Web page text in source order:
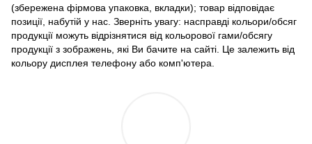
(збережена фірмова упаковка, вкладки); товар відповідає
позиції, набутій у нас. Зверніть увагу: насправді кольори/обсяг
продукції можуть відрізнятися від кольорової гами/обсягу
продукції з зображень, які Ви бачите на сайті. Це залежить від
кольору дисплея телефону або комп'ютера.